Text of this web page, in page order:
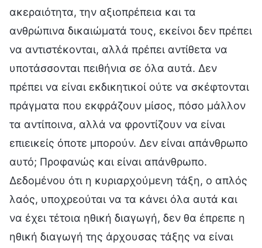
ακεραιότητα, την αξιοπρέπεια και τα
ανθρώπινα δικαιώματά τους, εκείνοι δεν πρέπει
να αντιστέκονται, αλλά πρέπει αντίθετα να
υποτάσσονται πειθήνια σε όλα αυτά. Δεν
πρέπει να είναι εκδικητικοί ούτε να σκέφτονται
πράγματα που εκφράζουν μίσος, πόσο μάλλον
τα αντίποινα, αλλά να φροντίζουν να είναι
επιεικείς όποτε μπορούν. Δεν είναι απάνθρωπο
αυτό; Προφανώς και είναι απάνθρωπο.
Δεδομένου ότι η κυριαρχούμενη τάξη, ο απλός
λαός, υποχρεούται να τα κάνει όλα αυτά και
να έχει τέτοια ηθική διαγωγή, δεν θα έπρεπε η
ηθική διαγωγή της άρχουσας τάξης να είναι